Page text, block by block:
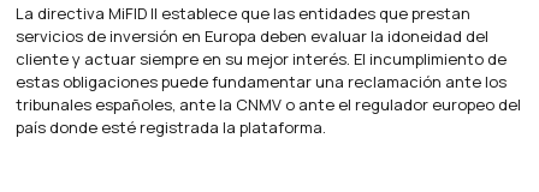
La directiva MiFID II establece que las entidades que prestan
servicios de inversión en Europa deben evaluar la idoneidad del
cliente y actuar siempre en su mejor interés. El incumplimiento de
estas obligaciones puede fundamentar una reclamación ante los
tribunales españoles, ante la CNMV o ante el regulador europeo del
país donde esté registrada la plataforma.